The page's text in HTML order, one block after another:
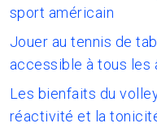
sport américain
Jouer au tennis de
accessible à tous les
Les bienfaits du
réactivité et la